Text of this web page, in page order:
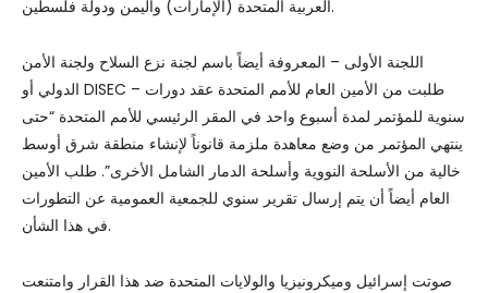
العربية المتحدة (الإمارات) واليمن ودولة فلسطين.
اللجنة الأولى – المعروفة أيضاً باسم لجنة نزع السلاح ولجنة الأمن
الدولي أو DISEC – طلبت من الأمين العام للأمم المتحدة عقد دورات
سنوية للمؤتمر لمدة أسبوع واحد في المقر الرئيسي للأمم المتحدة “حتى
ينتهي المؤتمر من وضع معاهدة ملزمة قانوناً لإنشاء منطقة شرق أوسط
خالية من الأسلحة النووية وأسلحة الدمار الشامل الأخرى”. طلب الأمين
العام أيضاً أن يتم إرسال تقرير سنوي للجمعية العمومية عن التطورات
في هذا الشأن.
صوتت إسرائيل وميكرونيزيا والولايات المتحدة ضد هذا القرار وامتنعت